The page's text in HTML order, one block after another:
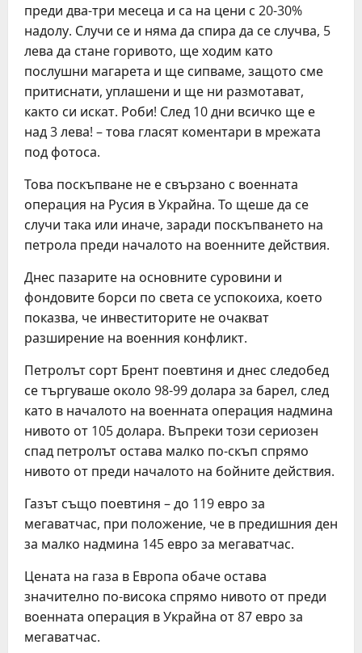
преди два-три месеца и са на цени с 20-30%
надолу. Случи се и няма да спира да се случва, 5
лева да стане горивото, ще ходим като
послушни магарета и ще сипваме, защото сме
притиснати, уплашени и ще ни размотават,
както си искат. Роби! След 10 дни всичко ще е
над 3 лева! – това гласят коментари в мрежата
под фотоса.
Това поскъпване не е свързано с военната
операция на Русия в Украйна. То щеше да се
случи така или иначе, заради поскъпването на
петрола преди началото на военните действия.
Днес пазарите на основните суровини и
фондовите борси по света се успокоиха, което
показва, че инвеститорите не очакват
разширение на военния конфликт.
Петролът сорт Брент поевтиня и днес следобед
се търгуваше около 98-99 долара за барел, след
като в началото на военната операция надмина
нивото от 105 долара. Въпреки този сериозен
спад петролът остава малко по-скъп спрямо
нивото от преди началото на бойните действия.
Газът също поевтиня – до 119 евро за
мегаватчас, при положение, че в предишния ден
за малко надмина 145 евро за мегаватчас.
Цената на газа в Европа обаче остава
значително по-висока спрямо нивото от преди
военната операция в Украйна от 87 евро за
мегаватчас.